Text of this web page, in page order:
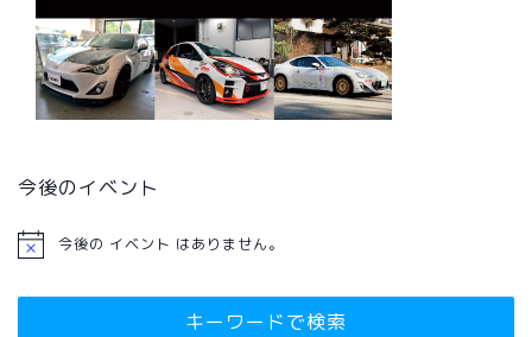
今後のイベント
今後の イベント はありません。
キーワードで検索